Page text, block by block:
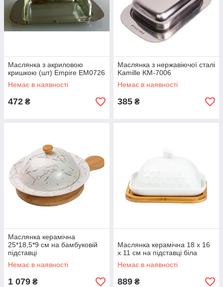
Маслянка з акриловою
кришкою (шт) Empire EM0726
Немає в наявності
472 ₴
Маслянка з нержавіючої сталі
Kamille KM-7006
Немає в наявності
385 ₴
Маслянка керамічна
25*18,5*9 см на бамбуковій
підставці
Немає в наявності
1 079 ₴
Маслянка керамічна 18 х 16
х 11 см на підставці біла
Немає в наявності
889 ₴